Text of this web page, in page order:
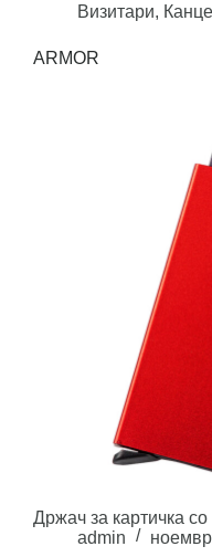
Визитари,
ARMOR
Држач за картичка
admin